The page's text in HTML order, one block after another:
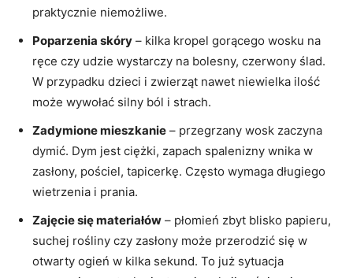
praktycznie niemożliwe.
Poparzenia skóry – kilka kropel gorącego wosku na
ręce czy udzie wystarczy na bolesny, czerwony ślad.
W przypadku dzieci i zwierząt nawet niewielka ilość
może wywołać silny ból i strach.
Zadymione mieszkanie – przegrzany wosk zaczyna
dymić. Dym jest ciężki, zapach spalenizny wnika w
zasłony, pościel, tapicerkę. Często wymaga długiego
wietrzenia i prania.
Zajęcie się materiałów – płomień zbyt blisko papieru,
suchej rośliny czy zasłony może przerodzić się w
otwarty ogień w kilka sekund. To już sytuacja